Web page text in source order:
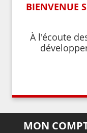
BIENVENUE
À l'écoute
MON